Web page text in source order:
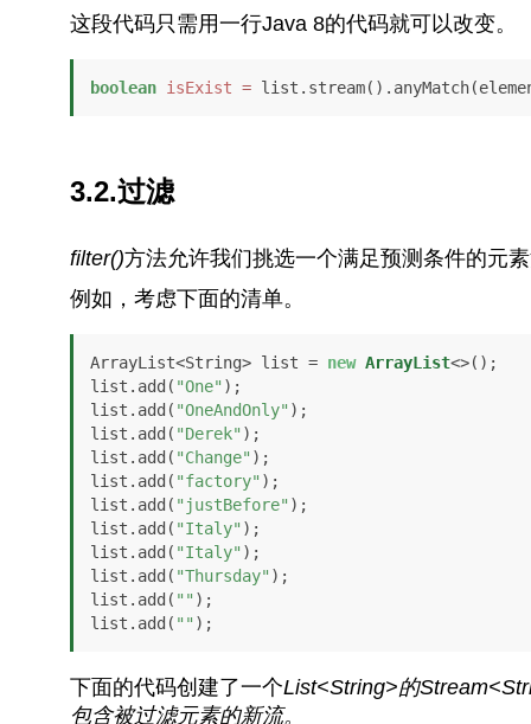
这段代码只需用一行Java 8的代码就可以改变。
boolean isExist =
3.2.过滤
filter()方法允许我们挑选一个满足预测条件的元
例如，考虑下面的清单。
ArrayList<String> list = new ArrayList<>();
list.add( "One" );
list.add( "OneAndOnly" );
list.add( "Derek" );
list.add( "Change" );
list.add( "factory" );
list.add( "justBefore" );
list.add( "Italy" );
list.add( "Italy" );
list.add( "Thursday" );
list.add( "" );
list.add( "" );
下面的代码创建了一个List<String>的
包含被过滤元素的新流。